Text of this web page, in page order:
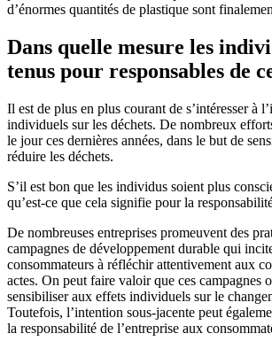
d’énormes quantités de plastique sont
Dans quelle mesure les
tenus pour responsables de
Il est de plus en plus courant de s’intéresser à
individuels sur les déchets. De nombreux
le jour ces dernières années, dans le but de
réduire les déchets.
S’il est bon que les individus soient plus
qu’est-ce que cela signifie pour la
De nombreuses entreprises promeuvent des
campagnes de développement durable qui
consommateurs à réfléchir attentivement aux
actes. On peut faire valoir que ces campagnes
sensibiliser aux effets individuels sur le
Toutefois, l’intention sous-jacente peut
la responsabilité de l’entreprise aux